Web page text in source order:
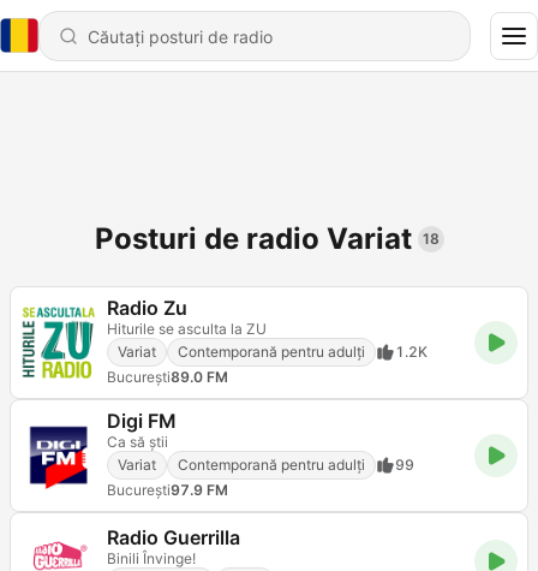
Posturi de radio Variat 18
Radio Zu
Hiturile se asculta la ZU
Variat
Contemporană pentru adulți
1.2K
Bucureşti89.0 FM
Digi FM
Ca să știi
Variat
Contemporană pentru adulți
99
Bucureşti97.9 FM
Radio Guerrilla
Binili Învinge!